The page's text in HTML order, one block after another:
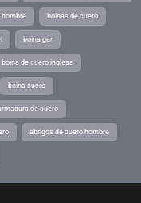
hombre boinas de cuero
boina gar
boina de cuero inglesa
boina cuero
de cuero
abrigos de cuero hombre